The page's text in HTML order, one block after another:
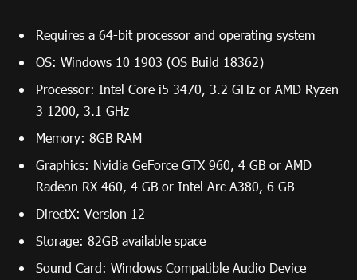
Requires a 64-bit processor and operating system
OS: Windows 10 1903 (OS Build 18362)
Processor: Intel Core i5 3470, 3.2 GHz or AMD Ryzen
3 1200, 3.1 GHz
Memory: 8GB RAM
Graphics: Nvidia GeForce GTX 960, 4 GB or AMD
Radeon RX 460, 4 GB or Intel Arc A380, 6 GB
DirectX: Version 12
Storage: 82GB available space
Sound Card: Windows Compatible Audio Device